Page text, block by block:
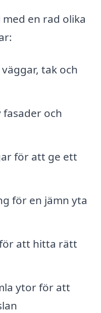
en rad olika
tak och
och
för att ge ett
för en jämn yta
att hitta rätt
ytor för att